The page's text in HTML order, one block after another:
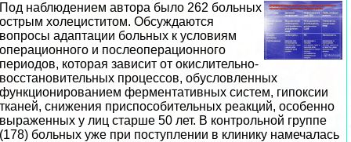
Под наблюдением автора было 262 больных
острым холециститом. Обсуждаются
вопросы адаптации больных к условиям
операционного и послеоперационного
периодов, которая зависит от окислительно-
восстановительных процессов, обусловленных
функционированием ферментативных систем, гипоксии
тканей, снижения приспособительных реакций, особенно
выраженных у лиц старше 50 лет. В контрольной группе
(178) больных уже при поступлении в клинику намечалась